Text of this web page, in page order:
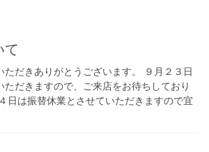
て
ただきありがとうございます。 ９月２３日
ただきますので、ご来店をお待ちしており
日は振替休業とさせていただきますので宜